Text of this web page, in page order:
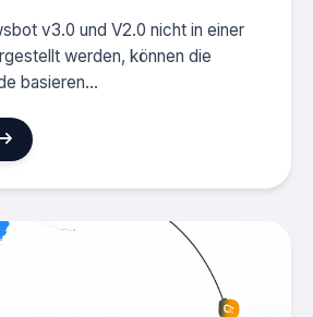
v3.0 und V2.0 nicht in einer
werden, können die
basieren...